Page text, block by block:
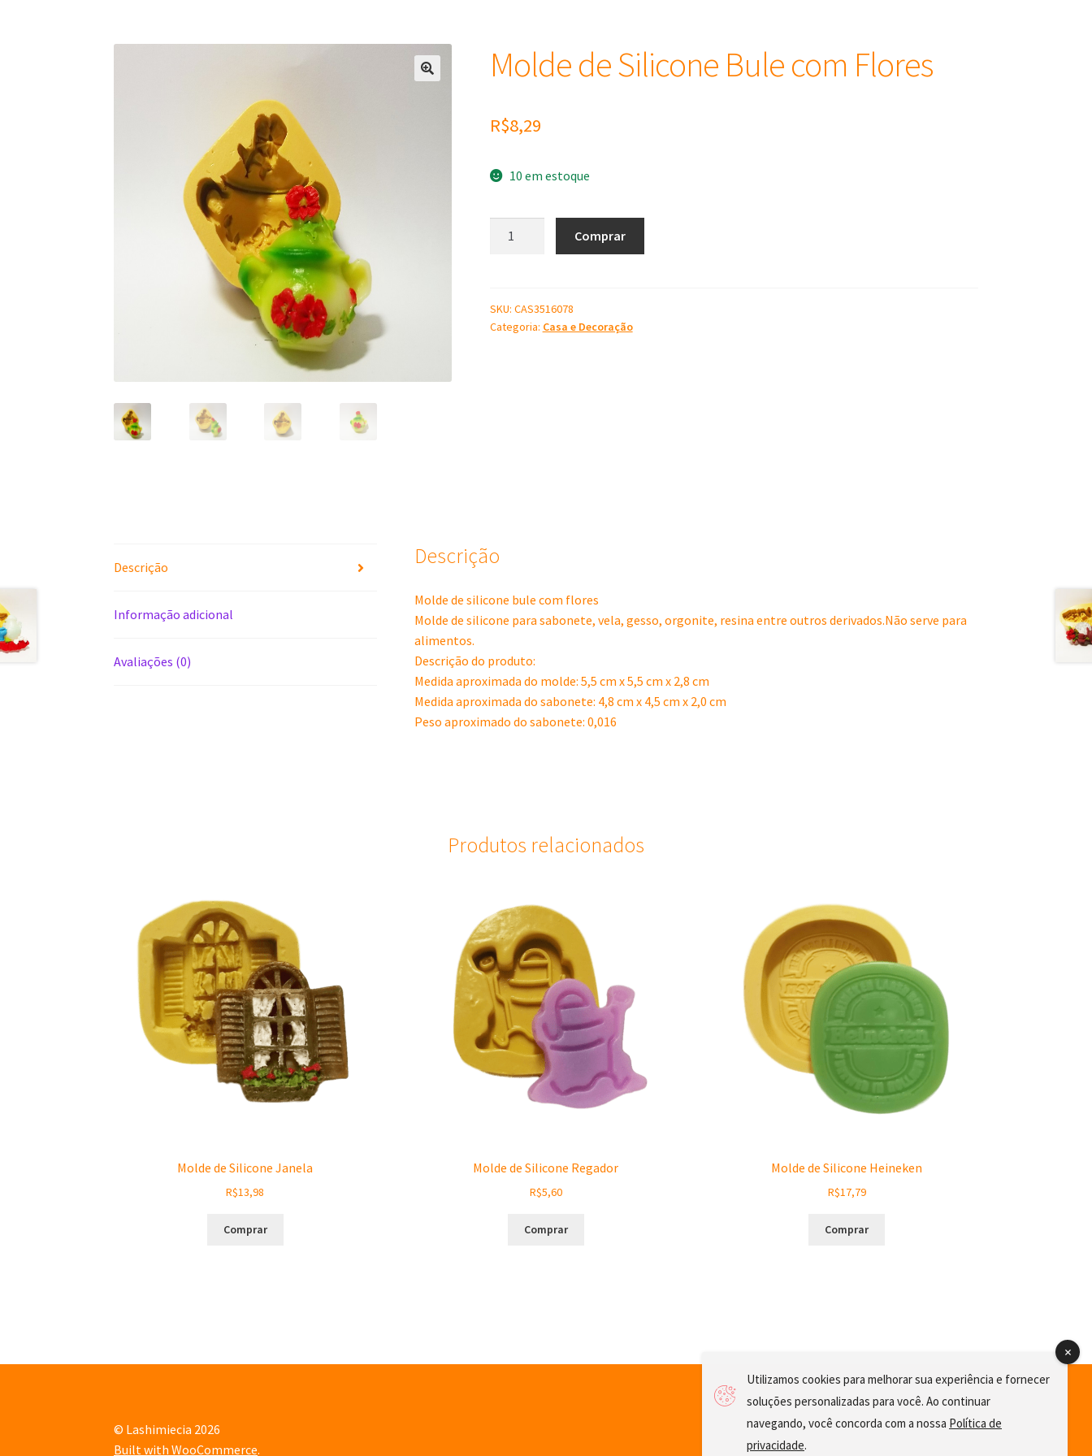
Molde de Silicone Bule com Flores
R$8,29
10 em estoque
com
Flores
Comprar
SKU: CAS3516078
Categoria: Casa e Decoração
Descrição
Informação adicional
Avaliações (0)
Descrição
Molde de silicone bule com flores
Molde de silicone para sabonete, vela, gesso, orgonite, resina entre outros derivados.Não serve para
alimentos.
Descrição do produto:
Medida aproximada do molde: 5,5 cm x 5,5 cm x 2,8 cm
Medida aproximada do sabonete: 4,8 cm x 4,5 cm x 2,0 cm
Peso aproximado do sabonete: 0,016
Produtos relacionados
Molde de Silicone Janela
R$13,98
Comprar
Molde de Silicone Regador
R$5,60
Comprar
Molde de Silicone Heineken
R$17,79
Comprar
© Lashimiecia 2026
Built with WooCommerce.
Utilizamos cookies para melhorar sua experiência e fornecer
soluções personalizadas para você. Ao continuar
navegando, você concorda com a nossa Política de
privacidade.